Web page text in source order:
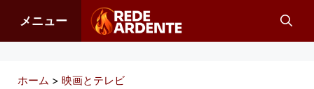
メニュー
ホーム > 映画とテレビ